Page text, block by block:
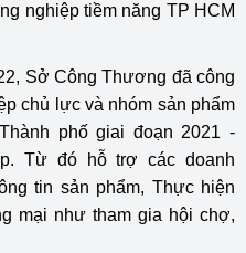
nghiệp tiềm năng TP HCM
Sở Công Thương đã công
chủ lực và nhóm sản phẩm
phố giai đoạn 2021 -
Từ đó hỗ trợ các doanh
tin sản phẩm, Thực hiện
mại như tham gia hội chợ,